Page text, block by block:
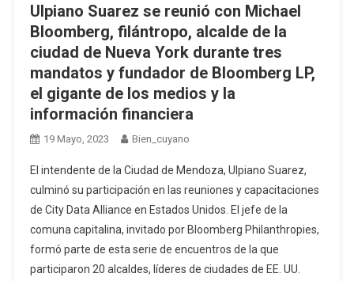
Ulpiano Suarez se reunió con Michael
Bloomberg, filántropo, alcalde de la
ciudad de Nueva York durante tres
mandatos y fundador de Bloomberg LP,
el gigante de los medios y la
información financiera
19 Mayo, 2023 Bien_cuyano
El intendente de la Ciudad de Mendoza, Ulpiano Suarez,
culminó su participación en las reuniones y capacitaciones
de City Data Alliance en Estados Unidos. El jefe de la
comuna capitalina, invitado por Bloomberg Philanthropies,
formó parte de esta serie de encuentros de la que
participaron 20 alcaldes, líderes de ciudades de EE. UU.